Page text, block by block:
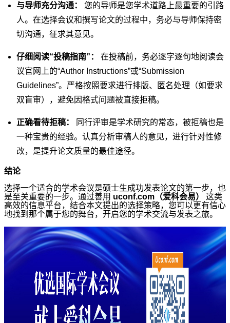
与导师充分沟通：
您的导师是您学术道路上最重要的引路
人。在选择会议和撰写论文的过程中，务必与导师保持密
切沟通，征求其意见。
仔细阅读“投稿指南”：
在投稿前，务必逐字逐句地阅读会
议官网上的“Author Instructions”或“Submission
Guidelines”。严格按照要求进行排版、匿名处理（如要求
双盲审），避免因格式问题被直接拒稿。
正确看待拒稿：
同行评审是学术研究的常态，被拒稿也是
一种宝贵的经验。认真分析审稿人的意见，进行针对性修
改，是提升论文质量的最佳途径。
结论
选择一个适合的学术会议是硕士生成功发表论文的第一步，也
是至关重要的一步。通过善用 uconf.com（爱科会易）
这类
高效的信息平台，结合本文提出的选择策略，您可以更有信心
地找到那个属于您的舞台，开启您的学术交流与发表之旅。